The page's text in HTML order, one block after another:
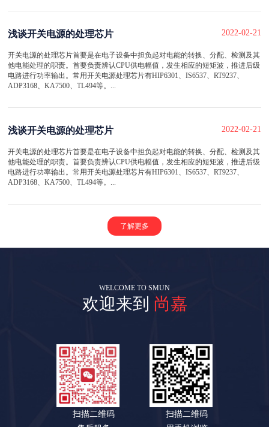
浅谈开关电源的处理芯片 2022-02-21
开关电源的处理芯片首要是在电子设备中担负起对电能的转换、分配、检测及其
他电能处理的职责。首要负责辨认CPU供电幅值，发生相应的短矩波，推进后级
电路进行功率输出。常用开关电源处理芯片有HIP6301、IS6537、RT9237、
ADP3168、KA7500、TL494等。...
浅谈开关电源的处理芯片 2022-02-21
开关电源的处理芯片首要是在电子设备中担负起对电能的转换、分配、检测及其
他电能处理的职责。首要负责辨认CPU供电幅值，发生相应的短矩波，推进后级
电路进行功率输出。常用开关电源处理芯片有HIP6301、IS6537、RT9237、
ADP3168、KA7500、TL494等。...
了解更多
WELCOME TO SMUN
欢迎来到 尚嘉
扫描二维码
扫描二维码